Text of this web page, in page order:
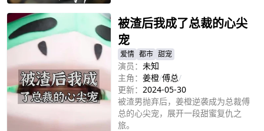
被渣后我成了总裁的心尖
宠
爱情 都市 甜宠
演员： 未知
主角： 姜橙/傅总/
更新： 2024-05-30
被渣男抛弃后，姜橙逆袭成为总裁傅
总的心尖宠，展开一段甜蜜复仇之
旅。